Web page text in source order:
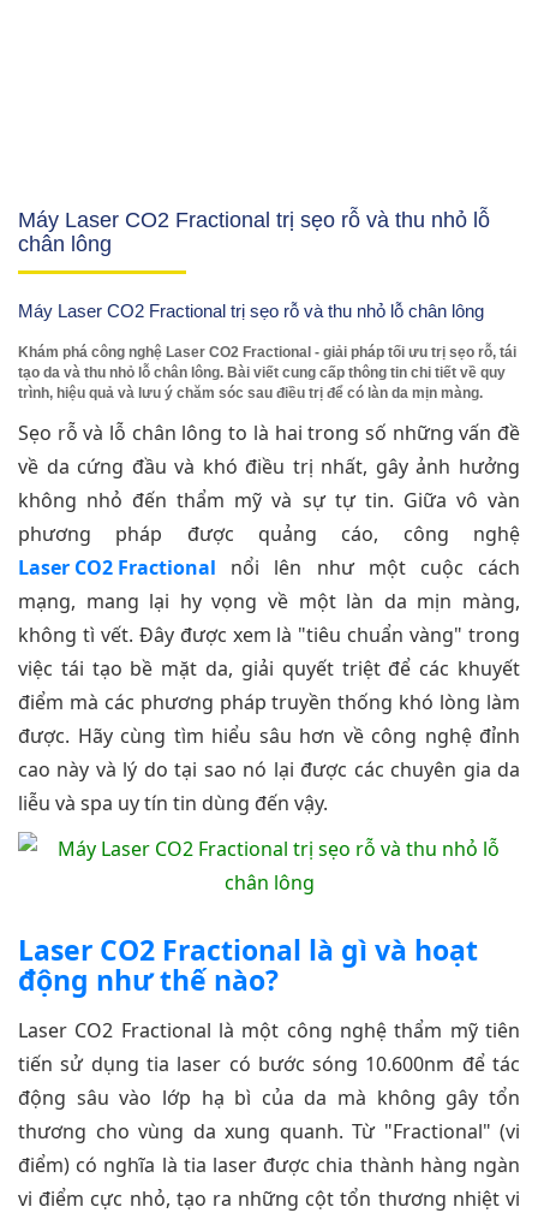
Máy Laser CO2 Fractional trị sẹo rỗ và thu nhỏ lỗ
chân lông
Máy Laser CO2 Fractional trị sẹo rỗ và thu nhỏ lỗ chân lông
Khám phá công nghệ Laser CO2 Fractional - giải pháp tối ưu trị sẹo rỗ, tái
tạo da và thu nhỏ lỗ chân lông. Bài viết cung cấp thông tin chi tiết về quy
trình, hiệu quả và lưu ý chăm sóc sau điều trị để có làn da mịn màng.
Sẹo rỗ và lỗ chân lông to là hai trong số những vấn đề
về da cứng đầu và khó điều trị nhất, gây ảnh hưởng
không nhỏ đến thẩm mỹ và sự tự tin. Giữa vô vàn
phương pháp được quảng cáo, công nghệ
Laser CO2 Fractional nổi lên như một cuộc cách
mạng, mang lại hy vọng về một làn da mịn màng,
không tì vết. Đây được xem là "tiêu chuẩn vàng" trong
việc tái tạo bề mặt da, giải quyết triệt để các khuyết
điểm mà các phương pháp truyền thống khó lòng làm
được. Hãy cùng tìm hiểu sâu hơn về công nghệ đỉnh
cao này và lý do tại sao nó lại được các chuyên gia da
liễu và spa uy tín tin dùng đến vậy.
Laser CO2 Fractional là gì và hoạt
động như thế nào?
Laser CO2 Fractional là một công nghệ thẩm mỹ tiên
tiến sử dụng tia laser có bước sóng 10.600nm để tác
động sâu vào lớp hạ bì của da mà không gây tổn
thương cho vùng da xung quanh. Từ "Fractional" (vi
điểm) có nghĩa là tia laser được chia thành hàng ngàn
vi điểm cực nhỏ, tạo ra những cột tổn thương nhiệt vi